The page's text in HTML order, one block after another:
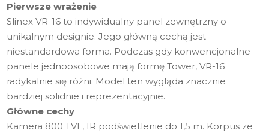
Pierwsze wrażenie
Slinex VR-16 to indywidualny panel zewnętrzny o
unikalnym designie. Jego główną cechą jest
niestandardowa forma. Podczas gdy konwencjonalne
panele jednoosobowe mają formę Tower, VR-16
radykalnie się różni. Model ten wygląda znacznie
bardziej solidnie i reprezentacyjnie.
Główne cechy
Kamera 800 TVL, IR podświetlenie do 1,5 m. Korpus ze